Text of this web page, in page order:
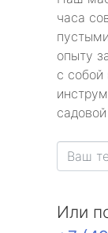
часа
опыту
с собой
Или